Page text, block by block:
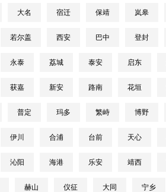
大名 宿迁 保靖 岚皋
若尔盖 西安 巴中 登封
永泰 荔城 泰安 启东
获嘉 新安 路南 花垣
普定 玛多 繁峙 博野
伊川 合浦 台前 天心
沁阳 海港 乐安 靖西
赫山 仪征 大同 宁乡